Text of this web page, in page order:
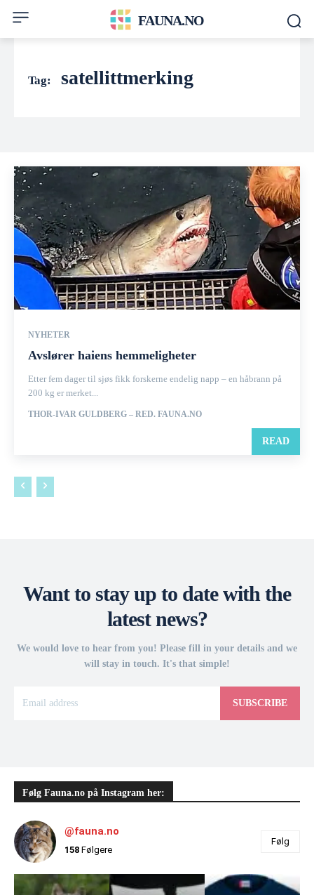
FAUNA.NO
Tag: satellittmerking
NYHETER
Avslører haiens hemmeligheter
Etter fem dager til sjøs fikk forskerne endelig napp – en håbrann på
200 kg er merket...
THOR-IVAR GULDBERG – RED. FAUNA.NO
READ
Want to stay up to date with the
latest news?
We would love to hear from you! Please fill in your details and we
will stay in touch. It's that simple!
SUBSCRIBE
Følg Fauna.no på Instagram her:
@fauna.no
158 Følgere
Følg